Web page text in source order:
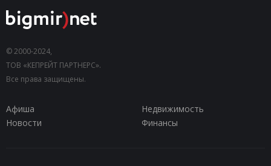
© 2000-2024,
ТОВ «КЕПРЕЙТ ПАРТНЕРС».
Все права защищены.
Афиша
Недвижимость
Новости
Финансы